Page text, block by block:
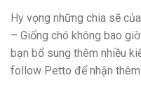
Hy vọng những chia sẽ
– Giống chó không bao
bạn bổ sung thêm nhiều
follow Petto để nhận